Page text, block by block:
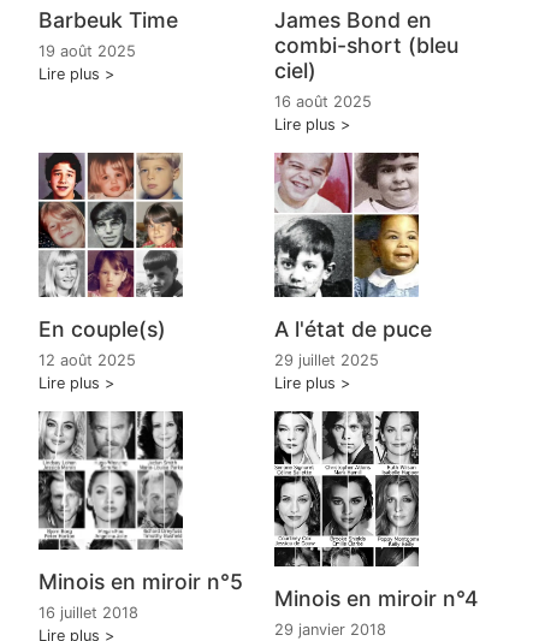
Barbeuk Time
19 août 2025
Lire plus
James Bond en
combi-short (bleu
ciel)
16 août 2025
Lire plus
En couple(s)
12 août 2025
Lire plus
A l'état de puce
29 juillet 2025
Lire plus
Minois en miroir n°5
16 juillet 2018
Lire plus
Minois en miroir n°4
29 janvier 2018